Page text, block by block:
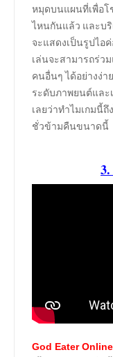
หมุดบนแผนที่เพื่อโ
ไหนกันแล้ว และบ
จะแสดงเป็นรูปไอ
เล่นจะสามารถร่ว
คนอื่นๆ ได้อย่างง่า
ระดับภาพยนต์และ
เลยว่าทำไมเกมนี้
ชั่วข้ามคืนขนาดนี้
God Eater Online